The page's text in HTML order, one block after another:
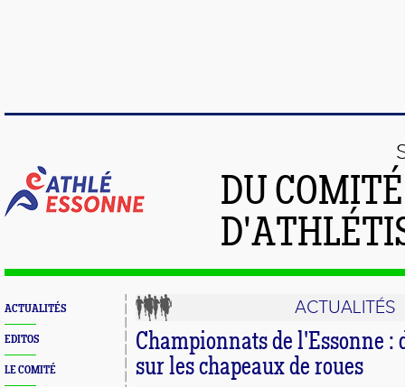
DU
ACTUALITÉS
EDITOS
LE COMITÉ
ACTUALITÉS
Championnats de l'Essonne :
sur les chapeaux de roues